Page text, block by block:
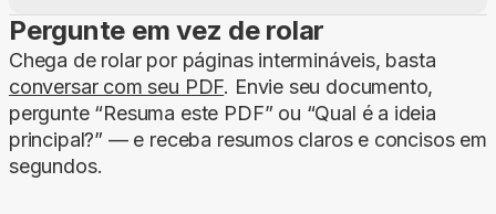
Pergunte em vez de rolar
Chega de rolar por páginas intermináveis, basta
conversar com seu PDF. Envie seu documento,
pergunte “Resuma este PDF” ou “Qual é a ideia
principal?” — e receba resumos claros e concisos em
segundos.